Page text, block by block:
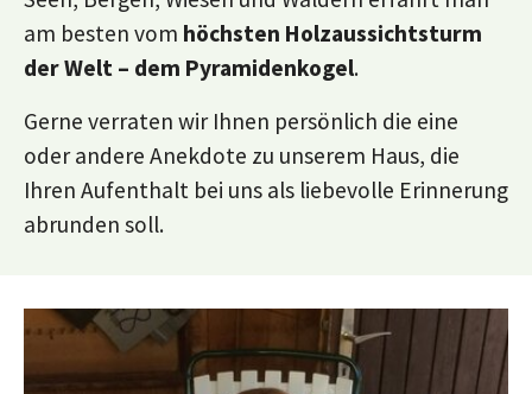
am besten vom höchsten Holzaussichtsturm
der Welt – dem Pyramidenkogel.
Gerne verraten wir Ihnen persönlich die eine
oder andere Anekdote zu unserem Haus, die
Ihren Aufenthalt bei uns als liebevolle Erinnerung
abrunden soll.
Show larger version